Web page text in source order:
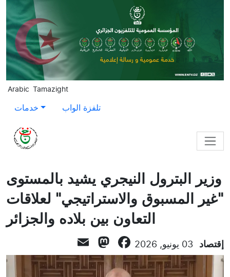
Skip to main content
Arabic Tamazight
خدمات تلفزة الواب
وزير البترول النيجري يشيد بالمستوى
"غير المسبوق والاستراتيجي" لعلاقات
التعاون بين بلاده والجزائر
إقتصاد 03 يونيو, 2026 Facebook
Mastodon